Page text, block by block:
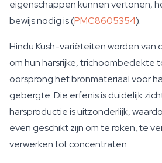
eigenschappen kunnen vertonen,
bewijs nodig is (PMC8605354).
Hindu Kush-variëteiten worden van
om hun harsrijke, trichoombedekte
oorsprong het bronmateriaal voor
gebergte. Die erfenis is duidelijk
harsproductie is uitzonderlijk,
even geschikt zijn om te roken, te
verwerken tot concentraten.